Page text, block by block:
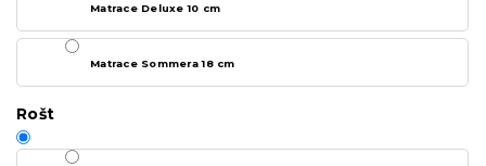
Matrace Deluxe 10 cm
Matrace Sommera 18 cm
Rošt